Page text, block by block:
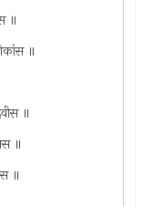
॥
॥
॥
॥
॥